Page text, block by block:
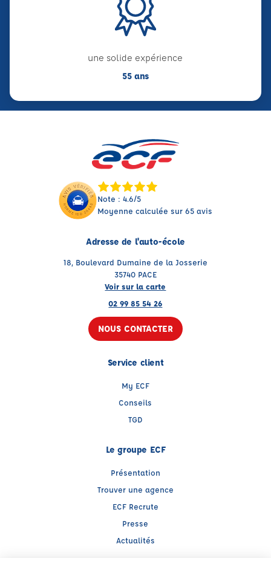
une solide expérience
55 ans
Note : 4.6/5
Moyenne calculée sur 65 avis
Adresse de l'auto-école
18, Boulevard Dumaine de la Josserie
35740 PACE
Voir sur la carte
02 99 85 54 26
NOUS CONTACTER
Service client
My ECF
Conseils
TGD
Le groupe ECF
Présentation
Trouver une agence
ECF Recrute
Presse
Actualités